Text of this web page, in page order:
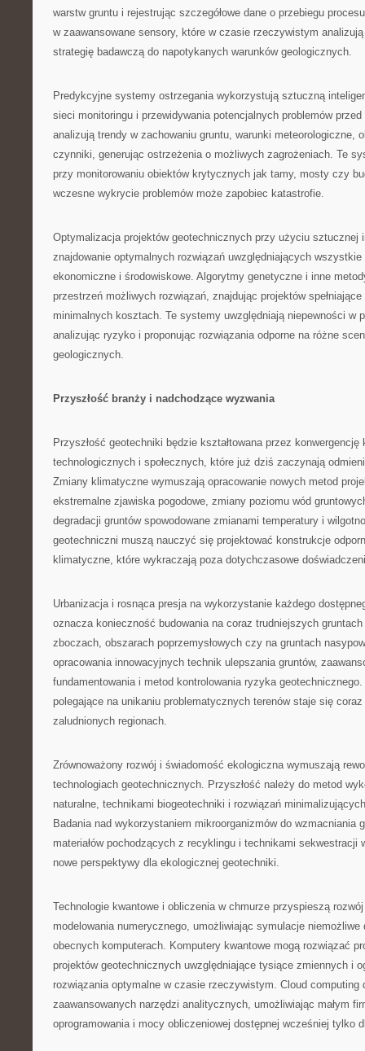
warstw gruntu i rejestrując szczegółowe dane o przebiegu
w zaawansowane sensory, które w czasie rzeczywistym
strategię badawczą do napotykanych warunków geologicznych.
Predykcyjne systemy ostrzegania wykorzystują sztuczną
sieci monitoringu i przewidywania potencjalnych problemów
analizują trendy w zachowaniu gruntu, warunki meteorologiczne,
czynniki, generując ostrzeżenia o możliwych zagrożeniach. Te
przy monitorowaniu obiektów krytycznych jak tamy, mosty czy
wczesne wykrycie problemów może zapobiec katastrofie.
Optymalizacja projektów geotechnicznych przy użyciu sztucznej
znajdowanie optymalnych rozwiązań uwzględniających
ekonomiczne i środowiskowe. Algorytmy genetyczne i inne
przestrzeń możliwych rozwiązań, znajdując projektów
minimalnych kosztach. Te systemy uwzględniają niepewności w
analizując ryzyko i proponując rozwiązania odporne na różne
geologicznych.
Przyszłość branży i nadchodzące wyzwania
Przyszłość geotechniki będzie kształtowana przez konwergencję
technologicznych i społecznych, które już dziś zaczynają
Zmiany klimatyczne wymuszają opracowanie nowych metod
ekstremalne zjawiska pogodowe, zmiany poziomu wód
degradacji gruntów spowodowane zmianami temperatury i
geotechniczni muszą nauczyć się projektować konstrukcje
klimatyczne, które wykraczają poza dotychczasowe
Urbanizacja i rosnąca presja na wykorzystanie każdego
oznacza konieczność budowania na coraz trudniejszych
zboczach, obszarach poprzemysłowych czy na gruntach
opracowania innowacyjnych technik ulepszania gruntów,
fundamentowania i metod kontrolowania ryzyka
polegające na unikaniu problematycznych terenów staje się
zaludnionych regionach.
Zrównoważony rozwój i świadomość ekologiczna wymuszają
technologiach geotechnicznych. Przyszłość należy do metod
naturalne, technikami biogeotechniki i rozwiązań
Badania nad wykorzystaniem mikroorganizmów do wzmacniania
materiałów pochodzących z recyklingu i technikami sekwestracji
nowe perspektywy dla ekologicznej geotechniki.
Technologie kwantowe i obliczenia w chmurze przyspieszą
modelowania numerycznego, umożliwiając symulacje niemożliwe
obecnych komputerach. Komputery kwantowe mogą rozwiązać
projektów geotechnicznych uwzględniające tysiące zmiennych i
rozwiązania optymalne w czasie rzeczywistym. Cloud computing
zaawansowanych narzędzi analitycznych, umożliwiając małym
oprogramowania i mocy obliczeniowej dostępnej wcześniej tylko